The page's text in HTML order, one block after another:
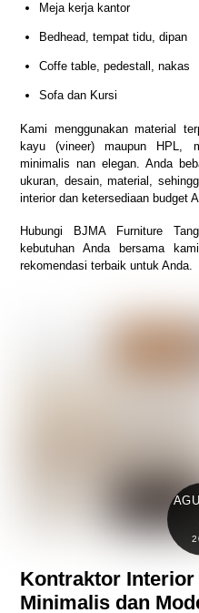
Meja kerja kantor
Bedhead, tempat tidu, dipan
Coffe table, pedestall, nakas
Sofa dan Kursi
Kami menggunakan material
kayu (vineer) maupun HPL,
minimalis nan elegan. Anda
ukuran, desain, material,
interior dan ketersediaan budget
Hubungi BJMA Furniture
kebutuhan Anda bersama
rekomendasi terbaik untuk Anda.
Kontraktor Interior
Minimalis dan